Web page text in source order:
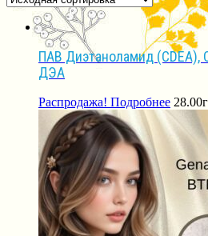
ПАВ Диэтаноламид (CDEA),
ДЭА
Распродажа! Подробнее 28.00